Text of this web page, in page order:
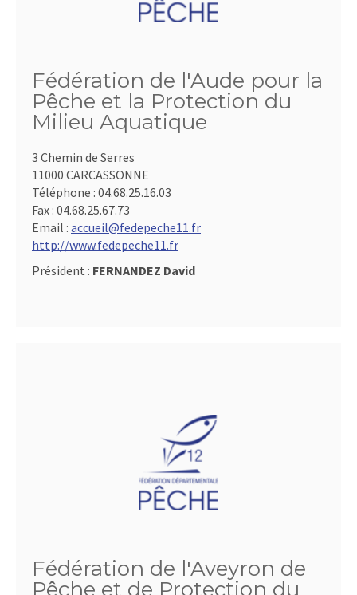
Fédération de l'Aude pour la
Pêche et la Protection du
Milieu Aquatique
3 Chemin de Serres
11000 CARCASSONNE
Téléphone : 04.68.25.16.03
Fax : 04.68.25.67.73
Email : accueil@fedepeche11.fr
http://www.fedepeche11.fr
Président : FERNANDEZ David
Fédération de l'Aveyron de
Pêche et de Protection du